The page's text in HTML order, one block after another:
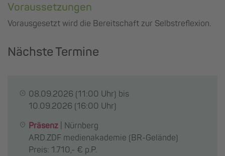
Voraussetzungen
Vorausgesetzt wird die Bereitschaft zur Selbstreflexion.
Nächste Termine
08.09.2026 (11:00 Uhr) bis
10.09.2026 (16:00 Uhr)
Präsenz
Nürnberg
ARD.ZDF medienakademie (BR-Gelände)
Preis: 1.710,- € p.P.